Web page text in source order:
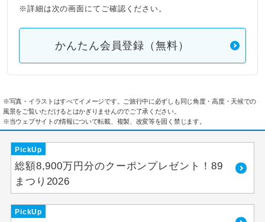
※詳細は次の画面にてご確認ください。
かんたん会員登録（無料）
※写真・イラストはすべてイメージです。ご旅行中に必ずしも同じ角度・高度・天候での
風景をご覧いただけるとはかぎりませんのでご了承ください。
※当ウェブサイトの情報について転載、複製、改変等を固く禁じます。
PickUp
総額8,900万円分のクーポンプレゼント！89
まつり2026
PickUp